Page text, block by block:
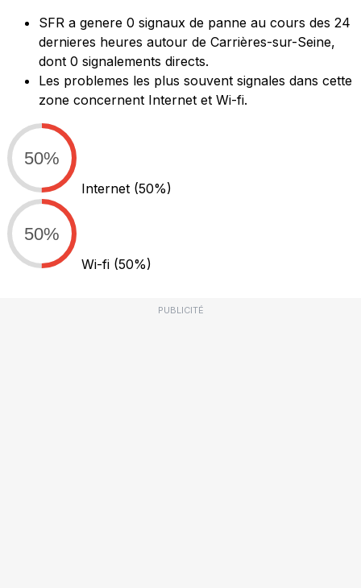
SFR a genere 0 signaux de panne au cours des 24
dernieres heures autour de Carrières-sur-Seine,
dont 0 signalements directs.
Les problemes les plus souvent signales dans cette
zone concernent Internet et Wi-fi.
50%
Internet (50%)
50%
Wi-fi (50%)
PUBLICITÉ